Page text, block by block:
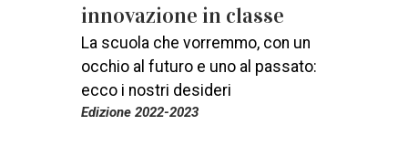
innovazione in classe
La scuola che vorremmo, con un
occhio al futuro e uno al passato:
ecco i nostri desideri
Edizione 2022-2023